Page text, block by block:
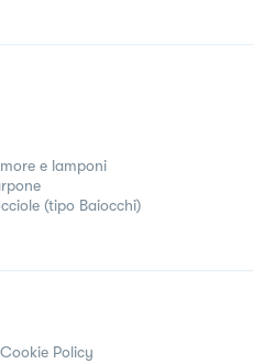
e lamponi
(tipo Baiocchi)
Cookie Policy